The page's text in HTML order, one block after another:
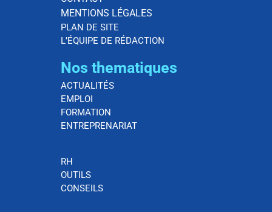
MENTIONS LÉGALES
PLAN DE SITE
L’ÉQUIPE DE RÉDACTION
Nos thematiques
ACTUALITÉS
EMPLOI
FORMATION
ENTREPRENARIAT
RH
OUTILS
CONSEILS